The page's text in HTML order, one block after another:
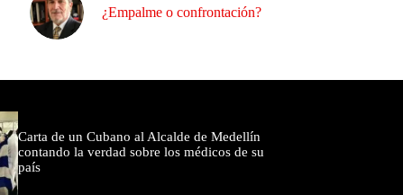
¿Empalme o confrontación?
Carta de un Cubano al Alcalde de Medellín
contando la verdad sobre los médicos de su
país